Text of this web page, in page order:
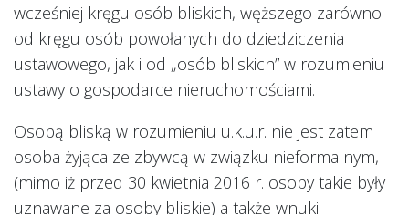
wcześniej kręgu osób bliskich, węższego zarówno
od kręgu osób powołanych do dziedziczenia
ustawowego, jak i od „osób bliskich” w rozumieniu
ustawy o gospodarce nieruchomościami.
Osobą bliską w rozumieniu u.k.u.r. nie jest zatem
osoba żyjąca ze zbywcą w związku nieformalnym,
(mimo iż przed 30 kwietnia 2016 r. osoby takie były
uznawane za osoby bliskie) a także wnuki